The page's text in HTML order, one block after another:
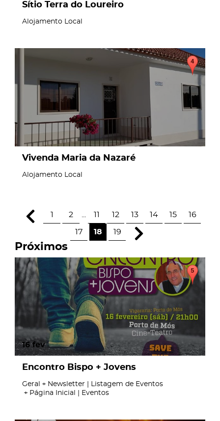
Sítio Terra do Loureiro
Alojamento Local
Vivenda Maria da Nazaré
Alojamento Local
1 2 11 12 13 14 15 16
17 18 19
Próximos
16 fev
Encontro Bispo + Jovens
Geral
Newsletter | Listagem de Eventos
Página Inicial | Eventos